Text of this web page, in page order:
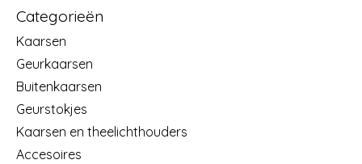
Categorieën
Kaarsen
Geurkaarsen
Buitenkaarsen
Geurstokjes
Kaarsen en theelichthouders
Accesoires